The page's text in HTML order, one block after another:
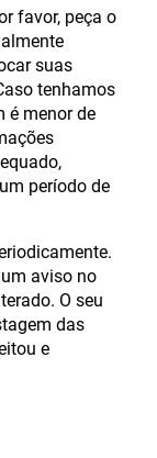
favor, peça o
suas
tenhamos
é menor de
período de
aviso no
O seu
das
e